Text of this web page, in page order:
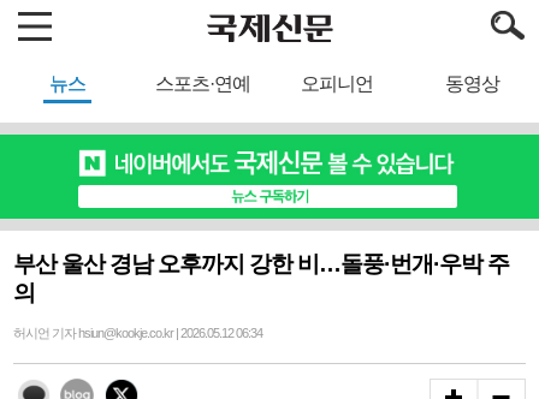
뉴스 스포츠·연예 오피니언 동영상
부산 울산 경남 오후까지 강한 비…돌풍·번개·우박 주
의
허시언 기자 hsiun@kookje.co.kr | 2026.05.12 06:34